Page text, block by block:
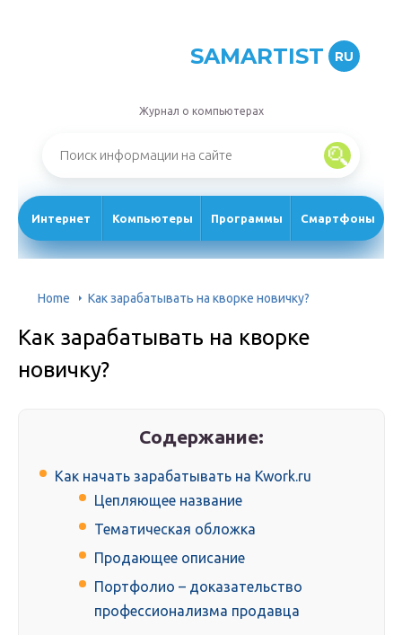
SAMARTIST RU
Журнал о компьютерах
Интернет Компьютеры Программы Смартфоны
Home Как зарабатывать на кворке новичку?
Как зарабатывать на кворке
новичку?
Содержание:
Как начать зарабатывать на Kwork.ru
Цепляющее название
Тематическая обложка
Продающее описание
Портфолио – доказательство
профессионализма продавца